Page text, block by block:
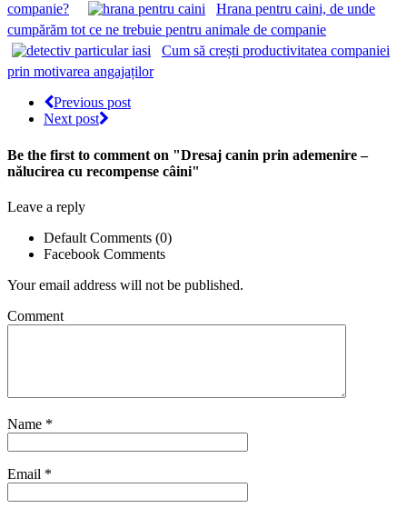
companie?
Hrana pentru caini, de unde
cumpărăm tot ce ne trebuie pentru animale de companie
Cum să crești productivitatea companiei
prin motivarea angajaților
Previous post
Next post
Be the first to comment on "Dresaj canin prin ademenire –
nălucirea cu recompense câini"
Leave a reply
Default Comments (0)
Facebook Comments
Your email address will not be published.
Comment
Name *
Email *